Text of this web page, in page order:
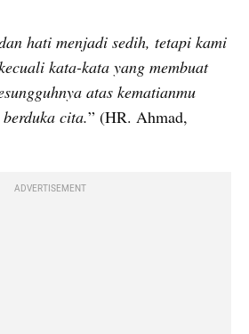
hati menjadi sedih, tetapi kami
kata-kata yang membuat
atas kematianmu
cita.” (HR. Ahmad,
ADVERTISEMENT